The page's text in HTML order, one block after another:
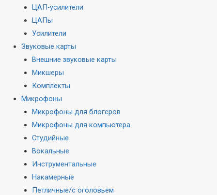
ЦАП-усилители
ЦАПы
Усилители
Звуковые карты
Внешние звуковые карты
Микшеры
Комплекты
Микрофоны
Микрофоны для блогеров
Микрофоны для компьютера
Студийные
Вокальные
Инструментальные
Накамерные
Петличные/с оголовьем